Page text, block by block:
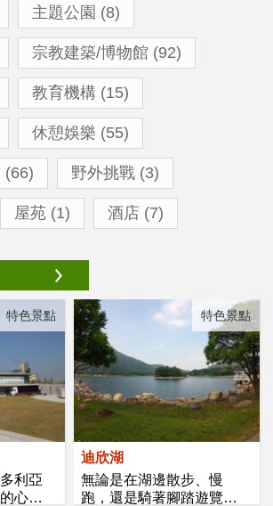
主題公園 (8)
宗教建築/博物館 (92)
教育機構 (15)
休憩娛樂 (55)
(66) 野外挑戰 (3)
屋苑 (1) 酒店 (7)
特色景點
利亞
心臟
特色景點
迪欣湖
無論是在湖邊散步、慢
跑，還是騎著腳踏遊覽車